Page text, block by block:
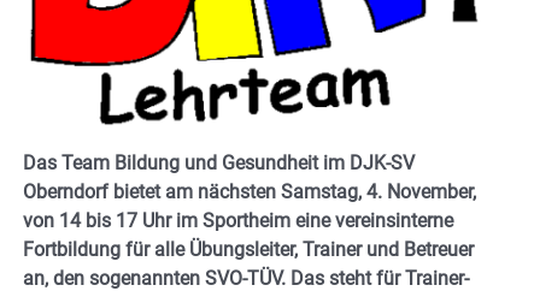
Das Team Bildung und Gesundheit im DJK-SV
Oberndorf bietet am nächsten Samstag, 4. November,
von 14 bis 17 Uhr im Sportheim eine vereinsinterne
Fortbildung für alle Übungsleiter, Trainer und Betreuer
an, den sogenannten SVO-TÜV. Das steht für Trainer-